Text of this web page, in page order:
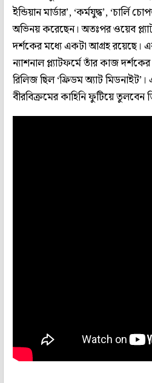
ইন্ডিয়ান মার্ডার’, ‘কর্মযুদ্ধ’, ‘চার্লি
অভিনয় করেছেন। অতঃপর ওয়েব
দর্শকের মধ্যে একটা আগ্রহ রয়েছে।
ন‌্যাশনাল প্ল‌্যাটফর্মে তাঁর কাজ
রিলিজ ছিল ‘ফ্রিডম অ‌্যাট মিডনাইট’।
বীরবিক্রমের কাহিনি ফুটিয়ে তুলবেন